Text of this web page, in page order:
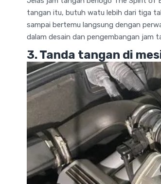
tangan itu, butuh watu lebih dari tiga
sampai bertemu langsung dengan
dalam desain dan pengembangan jam
3. Tanda tangan di